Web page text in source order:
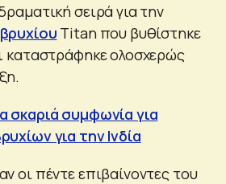
σειρά για την
Titan που βυθίστηκε
καταστράφηκε ολοσχερώς
σκαριά συμφωνία για
για την Ινδία
οι πέντε επιβαίνοντες του